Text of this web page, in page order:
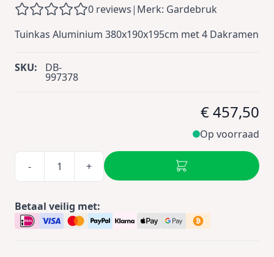
0 reviews| Merk: Gardebruk
Tuinkas Aluminium 380x190x195cm met 4 Dakramen
SKU: DB-
997378
€ 457,50
Op voorraad
- +
Betaal veilig met: